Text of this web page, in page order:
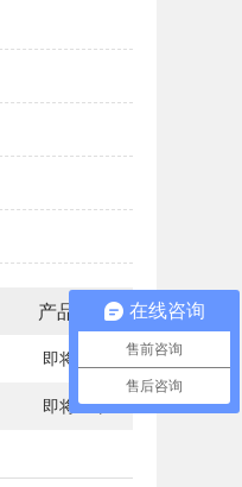
产品动态
即将上市
即将上市
在线咨询
售前咨询
售后咨询